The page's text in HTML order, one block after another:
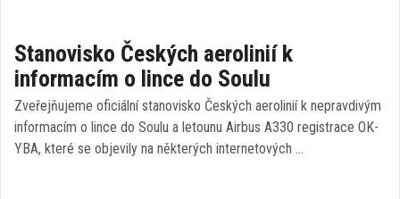
Stanovisko Českých aerolinií k
informacím o lince do Soulu
Zveřejňujeme oficiální stanovisko Českých aerolinií k nepravdivým
informacím o lince do Soulu a letounu Airbus A330 registrace OK-
YBA, které se objevily na některých internetových …